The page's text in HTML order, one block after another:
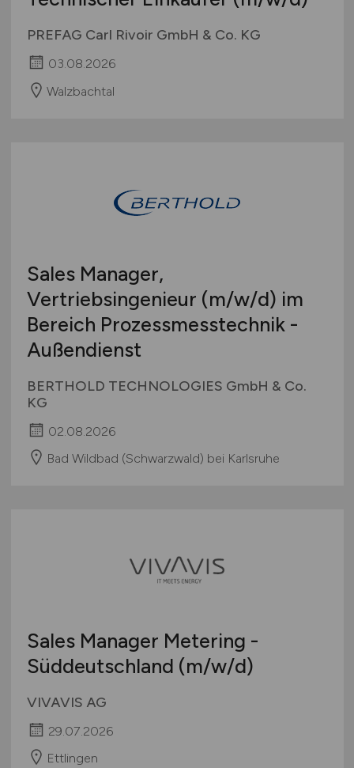
PREFAG Carl Rivoir GmbH & Co. KG
03.08.2026
Walzbachtal
Sales Manager,
Vertriebsingenieur (m/w/d) im
Bereich Prozessmesstechnik -
Außendienst
BERTHOLD TECHNOLOGIES GmbH & Co.
KG
02.08.2026
Bad Wildbad (Schwarzwald) bei Karlsruhe
Sales Manager Metering -
Süddeutschland (m/w/d)
VIVAVIS AG
29.07.2026
Ettlingen